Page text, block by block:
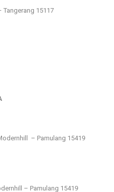
Tangerang 15117
– Pamulang 15419
– Pamulang 15419